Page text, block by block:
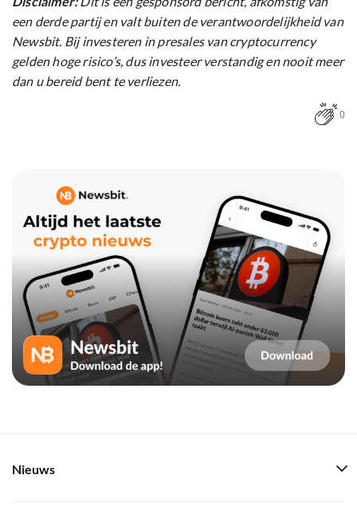
een derde partij en valt buiten de verantwoordelijkheid van
Newsbit. Bij investeren in presales van cryptocurrency
gelden hoge risico’s, dus investeer verstandig en nooit meer
dan u bereid bent te verliezen.
0
Nieuws